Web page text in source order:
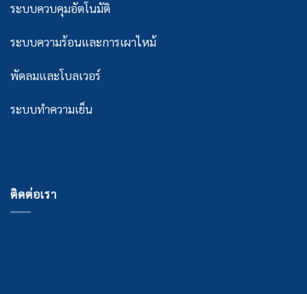
ระบบควบคุมอัตโนมัติ
ระบบความร้อนและการเผาไหม้
พัดลมและโบลเวอร์
ระบบทำความเย็น
ติดต่อเรา